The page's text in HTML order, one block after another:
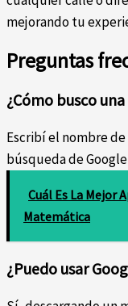
mejorando tu
Preguntas
¿Cómo busco
Escribí el nombre
búsqueda de
Cuál Es La Mejor
Matemática
¿Puedo usar